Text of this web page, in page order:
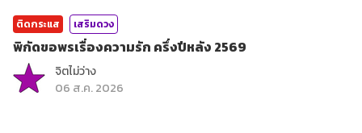
ติดกระแส เสริมดวง
พิกัดขอพรเรื่องความรัก ครึ่งปีหลัง 2569
จิตไม่ว่าง
06 ส.ค. 2026